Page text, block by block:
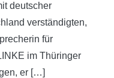
deutscher
verständigten,
für
im Thüringer
er […]